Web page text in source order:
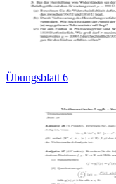
Übungsblatt 6